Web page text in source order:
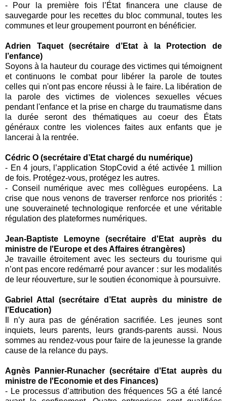
- Pour la première fois l’État financera une clause de
sauvegarde pour les recettes du bloc communal, toutes les
communes et leur groupement pourront en bénéficier.
Adrien Taquet (secrétaire d’Etat à la Protection de
l’enfance)
Soyons à la hauteur du courage des victimes qui témoignent
et continuons le combat pour libérer la parole de toutes
celles qui n'ont pas encore réussi à le faire. La libération de
la parole des victimes de violences sexuelles vécues
pendant l'enfance et la prise en charge du traumatisme dans
la durée seront des thématiques au coeur des États
généraux contre les violences faites aux enfants que je
lancerai à la rentrée.
Cédric O (secrétaire d’Etat chargé du numérique)
- En 4 jours, l’application StopCovid a été activée 1 million
de fois. Protégez-vous, protégez les autres.
- Conseil numérique avec mes collègues européens. La
crise que nous venons de traverser renforce nos priorités :
une souveraineté technologique renforcée et une véritable
régulation des plateformes numériques.
Jean-Baptiste Lemoyne (secrétaire d'Etat auprès du
ministre de l'Europe et des Affaires étrangères)
Je travaille étroitement avec les secteurs du tourismequi
n’ont pas encore redémarré pour avancer : sur les modalités
de leur réouverture, sur le soutien économique à poursuivre.
Gabriel Attal (secrétaire d’Etat auprès du ministre de
l’Education)
Il n’y aura pas de génération sacrifiée. Les jeunes sont
inquiets, leurs parents, leurs grands-parents aussi. Nous
sommes au rendez-vous pour faire de la jeunesse la grande
cause de la relance du pays.
Agnès Pannier-Runacher (secrétaire d'Etat auprès du
ministre de l'Economie et des Finances)
- Le processus d’attribution des fréquences 5G a été lancé